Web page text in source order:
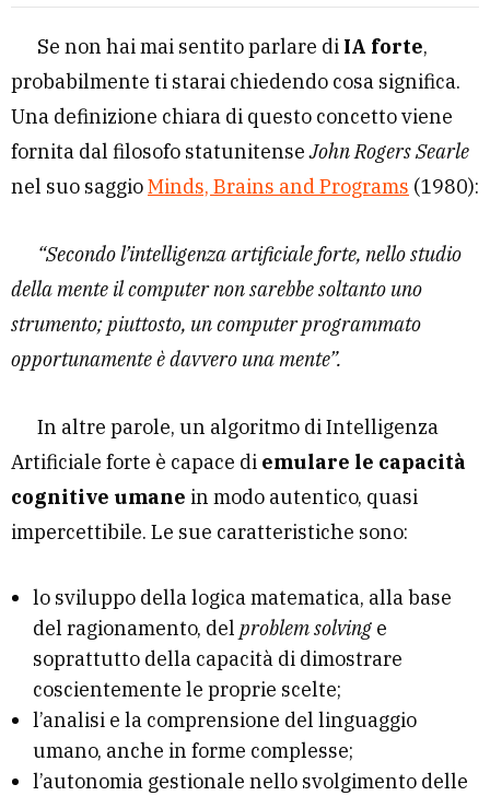
Se non hai mai sentito parlare di IA forte,
probabilmente ti starai chiedendo cosa significa.
Una definizione chiara di questo concetto viene
fornita dal filosofo statunitenseJohn Rogers Searle
nel suo saggioMinds, Brains and Programs (1980):
“Secondo l’intelligenza artificiale forte, nello studio
della mente il computer non sarebbe soltanto uno
strumento; piuttosto, un computer programmato
opportunamente è davvero una mente”.
In altre parole, un algoritmo di Intelligenza
Artificiale forte è capace di emulare le capacità
cognitive umane in modo autentico, quasi
impercettibile. Le sue caratteristiche sono:
lo sviluppo della logica matematica, alla base
del ragionamento, del problem solving e
soprattutto della capacità di dimostrare
coscientemente le proprie scelte;
l’analisi e la comprensione del linguaggio
umano, anche in forme complesse;
l’autonomia gestionale nello svolgimento delle